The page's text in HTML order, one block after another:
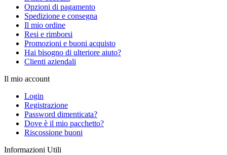
Opzioni di pagamento
Spedizione e consegna
Il mio ordine
Resi e rimborsi
Promozioni e buoni acquisto
Hai bisogno di ulteriore aiuto?
Clienti aziendali
Il mio account
Login
Registrazione
Password dimenticata?
Dove è il mio pacchetto?
Riscossione buoni
Informazioni Utili